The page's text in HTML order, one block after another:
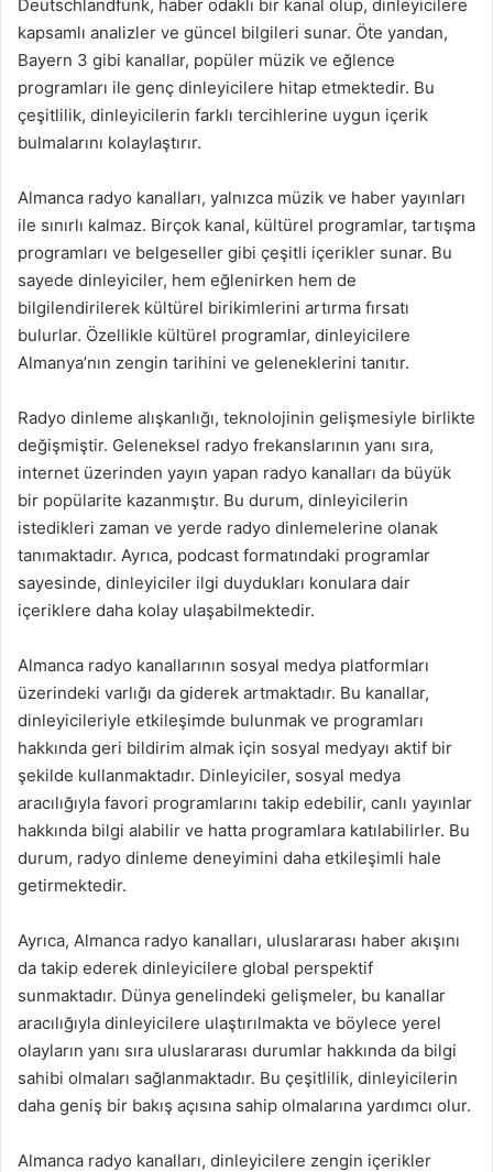
Deutschlandfunk, haber odaklı bir kanal olup, dinleyicilere
kapsamlı analizler ve güncel bilgileri sunar. Öte yandan,
Bayern 3 gibi kanallar, popüler müzik ve eğlence
programları ile genç dinleyicilere hitap etmektedir. Bu
çeşitlilik, dinleyicilerin farklı tercihlerine uygun içerik
bulmalarını kolaylaştırır.
Almanca radyo kanalları, yalnızca müzik ve haber yayınları
ile sınırlı kalmaz. Birçok kanal, kültürel programlar, tartışma
programları ve belgeseller gibi çeşitli içerikler sunar. Bu
sayede dinleyiciler, hem eğlenirken hem de
bilgilendirilerek kültürel birikimlerini artırma fırsatı
bulurlar. Özellikle kültürel programlar, dinleyicilere
Almanya’nın zengin tarihini ve geleneklerini tanıtır.
Radyo dinleme alışkanlığı, teknolojinin gelişmesiyle birlikte
değişmiştir. Geleneksel radyo frekanslarının yanı sıra,
internet üzerinden yayın yapan radyo kanalları da büyük
bir popülarite kazanmıştır. Bu durum, dinleyicilerin
istedikleri zaman ve yerde radyo dinlemelerine olanak
tanımaktadır. Ayrıca, podcast formatındaki programlar
sayesinde, dinleyiciler ilgi duydukları konulara dair
içeriklere daha kolay ulaşabilmektedir.
Almanca radyo kanallarının sosyal medya platformları
üzerindeki varlığı da giderek artmaktadır. Bu kanallar,
dinleyicileriyle etkileşimde bulunmak ve programları
hakkında geri bildirim almak için sosyal medyayı aktif bir
şekilde kullanmaktadır. Dinleyiciler, sosyal medya
aracılığıyla favori programlarını takip edebilir, canlı yayınlar
hakkında bilgi alabilir ve hatta programlara katılabilirler. Bu
durum, radyo dinleme deneyimini daha etkileşimli hale
getirmektedir.
Ayrıca, Almanca radyo kanalları, uluslararası haber akışını
da takip ederek dinleyicilere global perspektif
sunmaktadır. Dünya genelindeki gelişmeler, bu kanallar
aracılığıyla dinleyicilere ulaştırılmakta ve böylece yerel
olayların yanı sıra uluslararası durumlar hakkında da bilgi
sahibi olmaları sağlanmaktadır. Bu çeşitlilik, dinleyicilerin
daha geniş bir bakış açısına sahip olmalarına yardımcı olur.
Almanca radyo kanalları, dinleyicilere zengin içerikler